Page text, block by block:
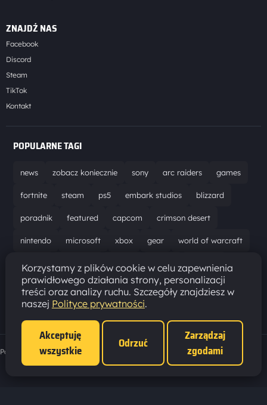
ZNAJDŹ NAS
Facebook
Discord
Steam
TikTok
Kontakt
POPULARNE TAGI
news zobacz koniecznie sony arc raiders games
fortnite steam ps5 embark studios blizzard
poradnik featured capcom crimson desert
nintendo microsoft xbox gear world of warcraft
solucja marathon ubisoft bungie recenzja
resident evil requiem gaming aktualizacja pc
epic games hytale
Polityka prywatności ·
Korzystamy z plików cookie w celu zapewnienia
prawidłowego działania strony, personalizacji
treści oraz analizy ruchu. Szczegóły znajdziesz w
naszej Polityce prywatności.
Akceptuję
wszystkie
Odrzuć
Zarządzaj
zgodami